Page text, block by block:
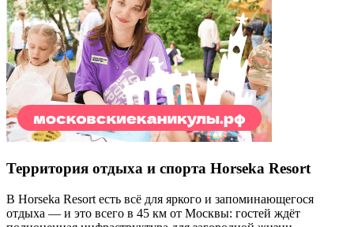
Территория отдыха и спорта Horseka Resort
В Horseka Resort есть всё для яркого и запоминающегося
отдыха — и это всего в 45 км от Москвы: гостей ждёт